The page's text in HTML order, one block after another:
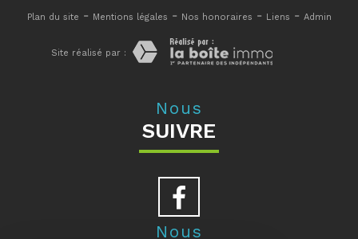
Plan du site - Mentions légales - Nos honoraires - Liens - Admin
Site réalisé par :
Nous
SUIVRE
Nous